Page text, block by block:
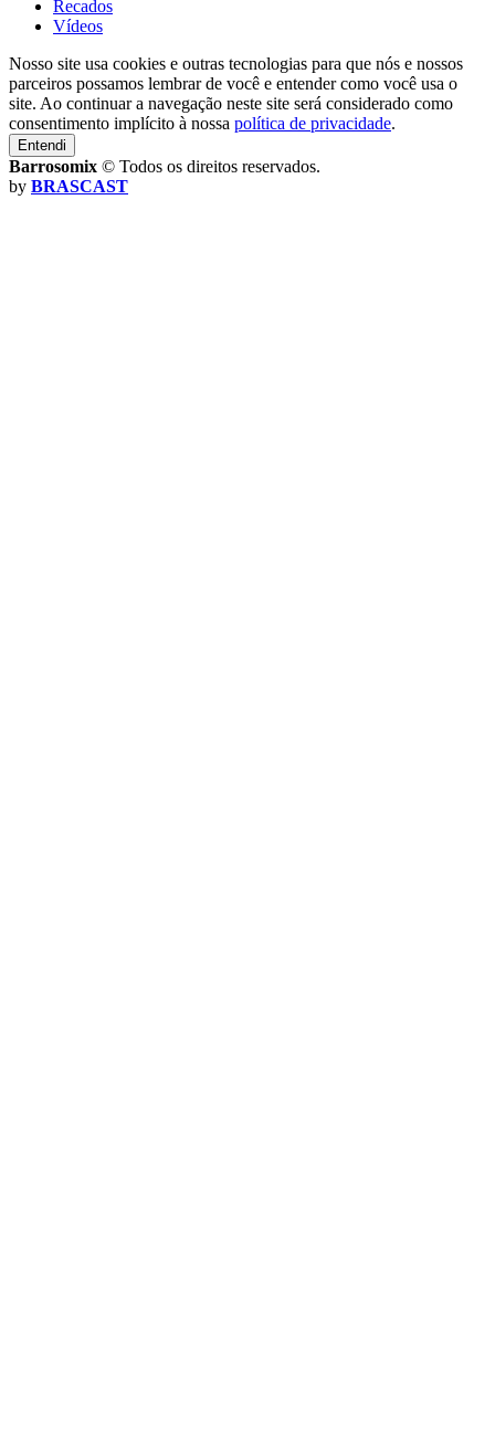
Recados
Vídeos
Nosso site usa cookies e outras tecnologias para que nós e nossos
parceiros possamos lembrar de você e entender como você usa o
site. Ao continuar a navegação neste site será considerado como
consentimento implícito à nossa política de privacidade.
Entendi
Barrosomix © Todos os direitos reservados.
by BRASCAST